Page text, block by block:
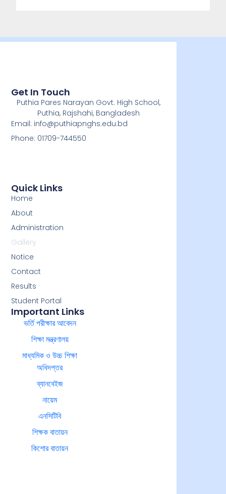
Quick Links
Home
About
Administration
Gallery
Notice
Contact
Results
Student Portal
Important Links
ভর্তি পরীক্ষার আবেদন
শিক্ষা মন্ত্রণালয়
মাধ্যমিক ও উচ্চ শিক্ষা
অধিদপ্তর
ব্যানবেইজ
নায়েম
এনসিটিবি
শিক্ষক বাতায়ন
কিশোর বাতায়ন
Get In Touch
Puthia Pares Narayan Govt. High School,
Puthia, Rajshahi, Bangladesh
Email: info@puthiapnghs.edu.bd
Phone: 01709-744550